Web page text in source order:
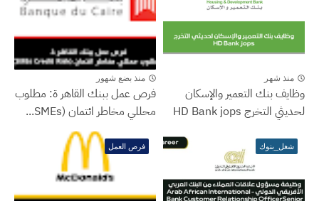
منذ شهر
وظايف بنك التعمير والإسكان
لحديثي التخرج HD Bank jops
منذ بضع شهور
فرص عمل ببنك القاهر ة: مطلوب
محللي مخاطر ائتمان (SMEs...
شغل_بنوك فرص العمل